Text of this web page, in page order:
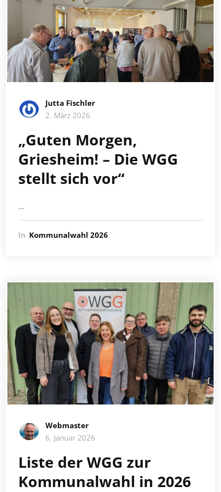
Jutta Fischler
2. März 2026
„Guten Morgen,
Griesheim! – Die WGG
stellt sich vor“
…
In Kommunalwahl 2026
Webmaster
6. Januar 2026
Liste der WGG zur
Kommunalwahl in 2026